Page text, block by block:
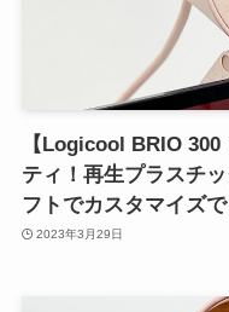
【Logicool BRIO
ティ！再生プラスチ
フトでカスタマイズ
2023年3月29日